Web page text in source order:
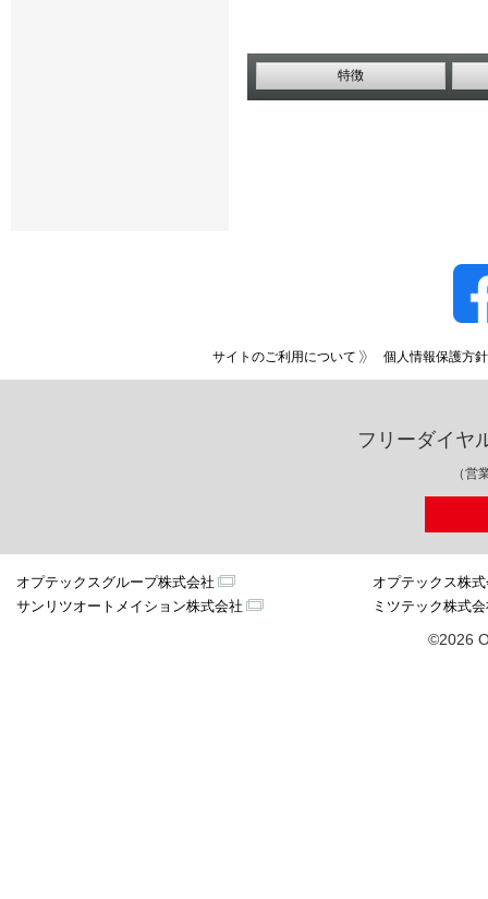
特徴
サイトのご利用について 個人情報保護方針
フリーダイヤ
（営
オプテックスグループ株式会社
オプテックス株
サンリツオートメイション株式会社
ミツテック株式
©2026